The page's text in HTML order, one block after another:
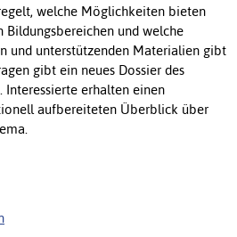
welche Möglichkeiten bieten
Bildungsbereichen und welche
und unterstützenden Materialien gibt
gibt ein neues Dossier des
Interessierte erhalten einen
aufbereiteten Überblick über